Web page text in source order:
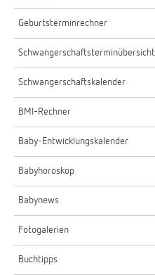
Geburtsterminrechner
Schwangerschaftsterminübersicht
Schwangerschaftskalender
BMI-Rechner
Baby-Entwicklungskalender
Babyhoroskop
Babynews
Fotogalerien
Buchtipps